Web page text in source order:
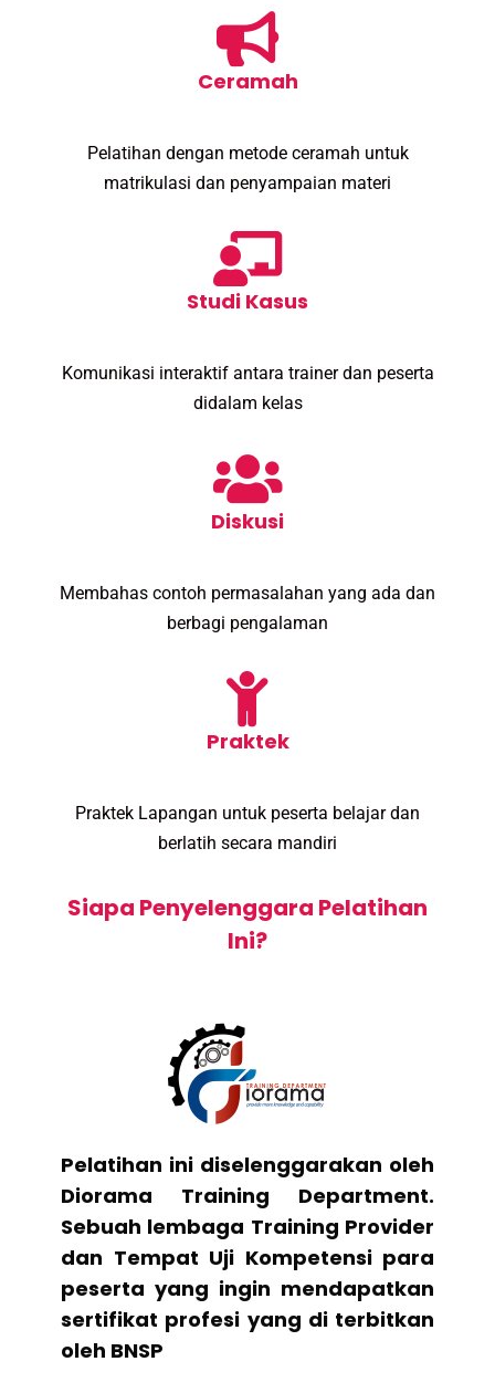
Ceramah
Pelatihan dengan metode ceramah untuk
matrikulasi dan penyampaian materi
Studi Kasus
Komunikasi interaktif antara trainer dan peserta
didalam kelas
Diskusi
Membahas contoh permasalahan yang ada dan
berbagi pengalaman
Praktek
Praktek Lapangan untuk peserta belajar dan
berlatih secara mandiri
Siapa Penyelenggara Pelatihan
Ini?
Pelatihan ini diselenggarakan oleh
Diorama Training Department.
Sebuah lembaga Training Provider
dan Tempat Uji Kompetensi para
peserta yang ingin mendapatkan
sertifikat profesi yang di terbitkan
oleh BNSP